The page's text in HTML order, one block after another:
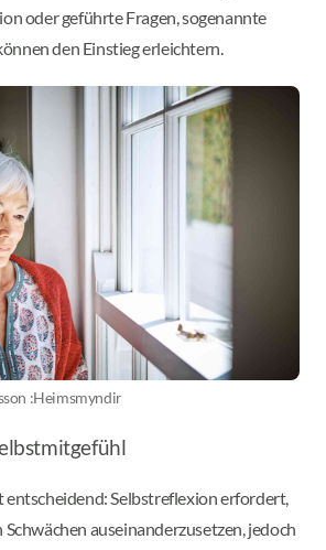
oder geführte Fragen, sogenannte
den Einstieg erleichtern.
:Heimsmyndir
Selbstreflexion erfordert,
auseinanderzusetzen, jedoch